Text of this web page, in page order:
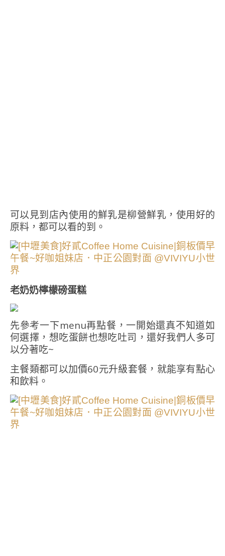
可以見到店內使用的鮮乳是柳營鮮乳，使用好的
原料，都可以看的到。
老奶奶檸檬磅蛋糕
先參考一下menu再點餐，一開始還真不知道如
何選擇，想吃蛋餅也想吃吐司，還好我們人多可
以分著吃~
主餐類都可以加價60元升級套餐，就能享有點心
和飲料。